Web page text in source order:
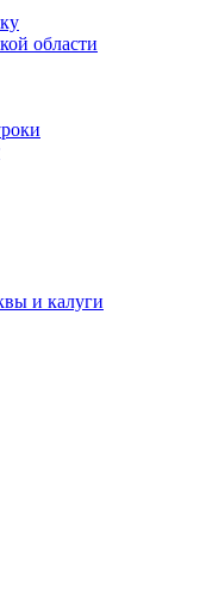
области
и калуги